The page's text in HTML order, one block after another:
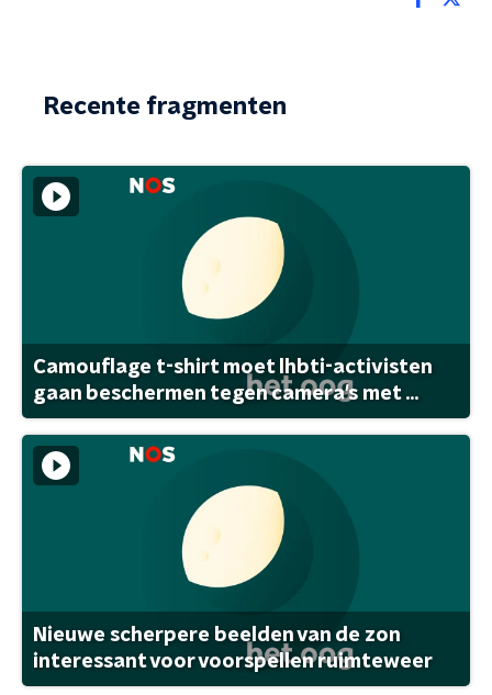
Recente fragmenten
Camouflage t-shirt moet lhbti-activisten
gaan beschermen tegen camera's met ...
Nieuwe scherpere beelden van de zon
interessant voor voorspellen ruimteweer